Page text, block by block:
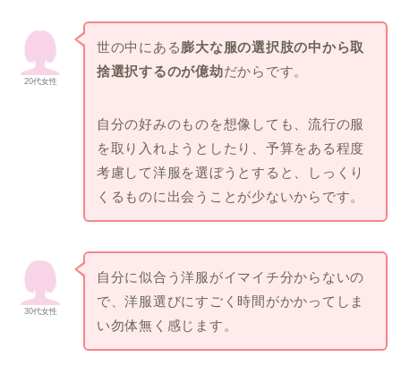
20代女性
世の中にある膨大な服の選択肢の中から取
捨選択するのが億劫だからです。
自分の好みのものを想像しても、流行の服
を取り入れようとしたり、予算をある程度
考慮して洋服を選ぼうとすると、しっくり
くるものに出会うことが少ないからです。
30代女性
自分に似合う洋服がイマイチ分からないの
で、洋服選びにすごく時間がかかってしま
い勿体無く感じます。